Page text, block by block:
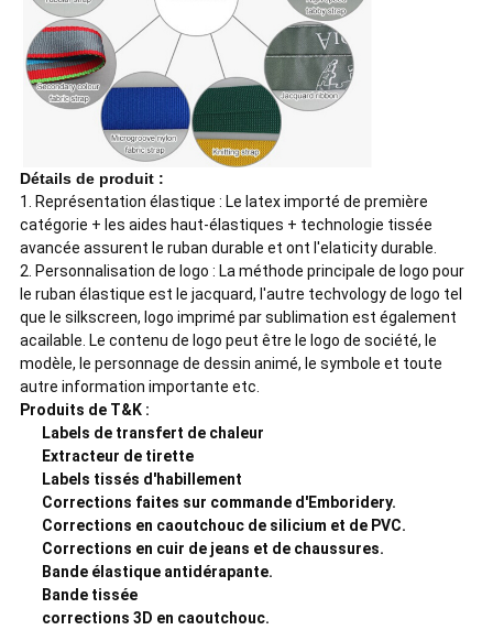
Détails de produit :
1.
Représentation élastique : Le latex importé de première
catégorie + les aides haut-élastiques + technologie tissée
avancée assurent le ruban durable et ont l'elaticity durable.
2. Personnalisation de logo : La méthode principale de logo pour
le ruban élastique est le jacquard, l'autre techvology de logo tel
que le silkscreen, logo imprimé par sublimation est également
acailable. Le contenu de logo peut être le logo de société, le
modèle, le personnage de dessin animé, le symbole et toute
autre information importante etc.
Produits de T&K :
Labels de transfert de chaleur
Extracteur de tirette
Labels tissés d'habillement
Corrections faites sur commande d'Emboridery.
Corrections en caoutchouc de silicium et de PVC.
Corrections en cuir de jeans et de chaussures.
Bande élastique antidérapante.
Bande tissée
corrections 3D en caoutchouc.